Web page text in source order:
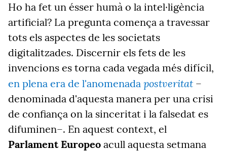
Ho ha fet un ésser humà o la intel·ligència
artificial? La pregunta comença a travessar
tots els aspectes de les societats
digitalitzades. Discernir els fets de les
invencions es torna cada vegada més difícil,
en plena era de l'anomenada postveritat –
denominada d'aquesta manera per una crisi
de confiança on la sinceritat i la falsedat es
difuminen–. En aquest context, el
Parlament Europeo acull aquesta setmana